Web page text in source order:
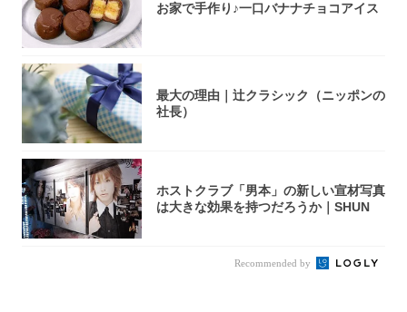
お家で手作り♪一口バナナチョコアイス
最大の理由｜辻クラシック（ニッポンの
社長）
ホストクラブ「男本」の新しい宣材写真
は大きな効果を持つだろうか｜SHUN
Recommended by